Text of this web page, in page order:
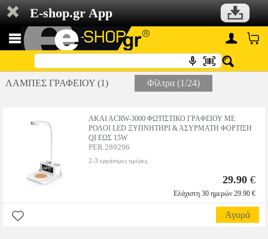
E-shop.gr App
ΛΑΜΠΕΣ ΓΡΑΦΕΙΟΥ (1) Φίλτρα (1/24)
AKAI ACRW-3000 ΦΩΤΙΣΤΙΚΟ ΓΡΑΦΕΙΟΥ ΜΕ
ΡΟΛΟΙ LED ΞΥΠΝΗΤΗΡΙ & ΑΣΥΡΜΑΤΗ ΦΟΡΤΙΣΗ
QI ΕΩΣ 15W
PER.289296
2-3 εργάσιμες ημέρες
29.90 €
Ελάχιστη 30 ημερών 29.90 €
Αγορά